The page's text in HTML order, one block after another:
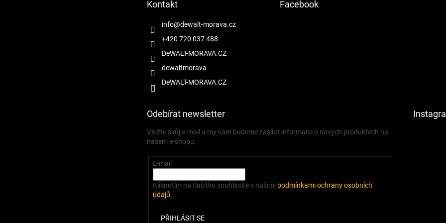
Kontakt
info@dewalt-morava.cz
+420 720 037 488
DeWALT-MORAVA.CZ
dewaltmorava
DeWALT-MORAVA.CZ
Facebook
Odebírat newsletter
Vložte svůj e-mail a my vám budeme zasílat informace o nových produktech na
našem e-shopu.
E-mail
Kliknutím na tlačítko souhlasíte s našimi podmínkami ochrany osobních
údajů.
PŘIHLÁSIT SE